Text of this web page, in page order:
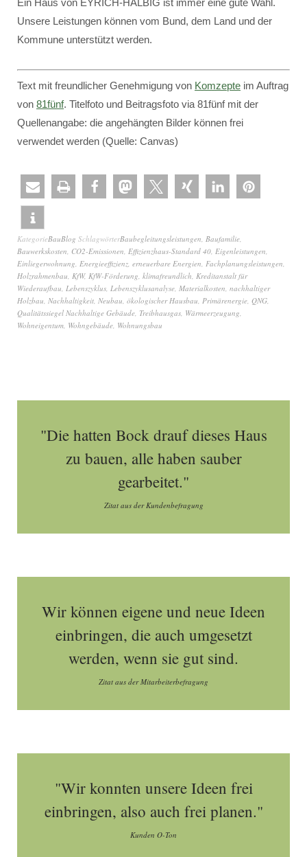
Ein Haus von EYRICH-HALBIG ist immer eine gute Wahl.
Unsere Leistungen können vom Bund, dem Land und der
Kommune unterstützt werden.
Text mit freundlicher Genehmigung von Komzepte im Auftrag
von 81fünf. Titelfoto und Beitragsfoto via 81fünf mit der
Quellenangabe: die angehängten Bilder können frei
verwendet werden (Quelle: Canvas)
KategorieBauBlog SchlagwörterBaubegleitungsleistungen, Baufamilie,
Bauwerkskosten, CO2-Emissionen, Effizienzhaus-Standard 40, Eigenleistungen,
Einliegerwohnung, Energieeffizienz, erneuerbare Energien, Fachplanungsleistungen,
Holzrahmenbau, KfW, KfW-Förderung, klimafreundlich, Kreditanstalt für
Wiederaufbau, Lebenszyklus, Lebenszyklusanalyse, Materialkosten, nachhaltiger
Holzbau, Nachhaltigkeit, Neubau, ökologischer Hausbau, Primärenergie, QNG,
Qualitätssiegel Nachhaltige Gebäude, Treibhausgas, Wärmeerzeugung,
Wohneigentum, Wohngebäude, Wohnungsbau
"Die hatten Bock drauf dieses Haus
zu bauen, alle haben sauber
gearbeitet."
Zitat aus der Kundenbefragung
Wir können eigene und neue Ideen
einbringen, die auch umgesetzt
werden, wenn sie gut sind.
Zitat aus der Mitarbeiterbefragung
"Wir konnten unsere Ideen frei
einbringen, also auch frei planen."
Kunden O-Ton